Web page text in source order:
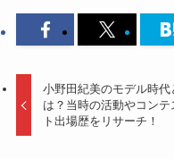
小野田紀美のモデル時代
は？当時の活動やコンテ
ト出場歴をリサーチ！